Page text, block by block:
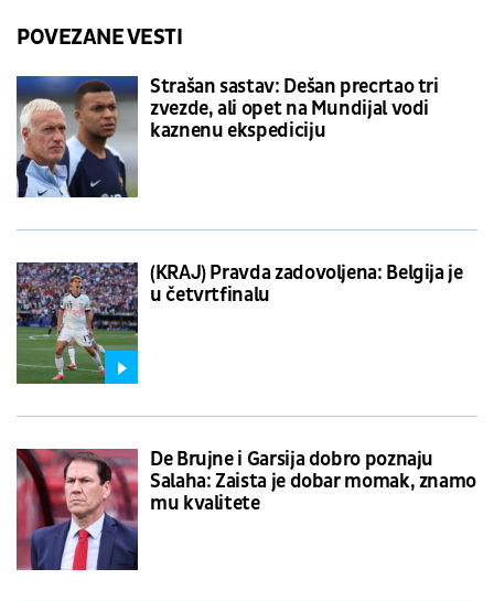
POVEZANE VESTI
Strašan sastav: Dešan precrtao tri
zvezde, ali opet na Mundijal vodi
kaznenu ekspediciju
(KRAJ) Pravda zadovoljena: Belgija je
u četvrtfinalu
De Brujne i Garsija dobro poznaju
Salaha: Zaista je dobar momak, znamo
mu kvalitete